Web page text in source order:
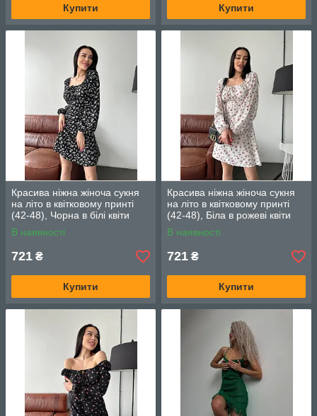
Купити Купити
Красива ніжна жіноча сукня
на літо в квітковому принті
(42-48), Чорна в білі квіти
В наявності
721 ₴
Купити
Красива ніжна жіноча сукня
на літо в квітковому принті
(42-48), Біла в рожеві квіти
В наявності
721 ₴
Купити